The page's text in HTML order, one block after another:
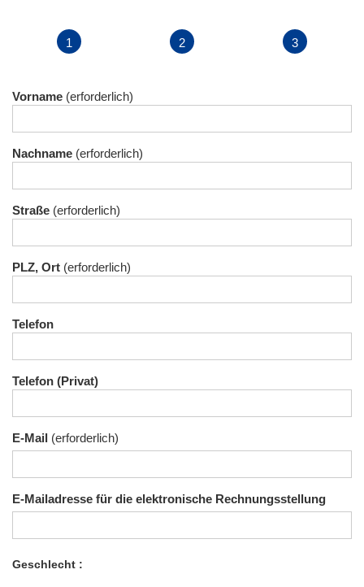
Vorname
Nachname
Straße
PLZ, Ort
Telefon
Telefon (Privat)
E-Mail
E-Mailadresse für die elektronische Rechnungsstellung
Geschlecht